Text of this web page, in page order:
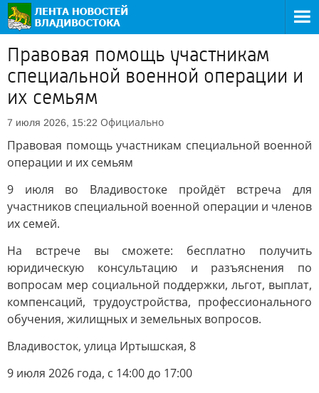
Правовая помощь участникам
специальной военной операции и
их семьям
7 июля 2026, 15:22 Официально
Правовая помощь участникам специальной военной
операции и их семьям
9 июля во Владивостоке пройдёт встреча для
участников специальной военной операции и членов
их семей.
На встрече вы сможете: бесплатно получить
юридическую консультацию и разъяснения по
вопросам мер социальной поддержки, льгот, выплат,
компенсаций, трудоустройства, профессионального
обучения, жилищных и земельных вопросов.
Владивосток, улица Иртышская, 8
9 июля 2026 года, с 14:00 до 17:00